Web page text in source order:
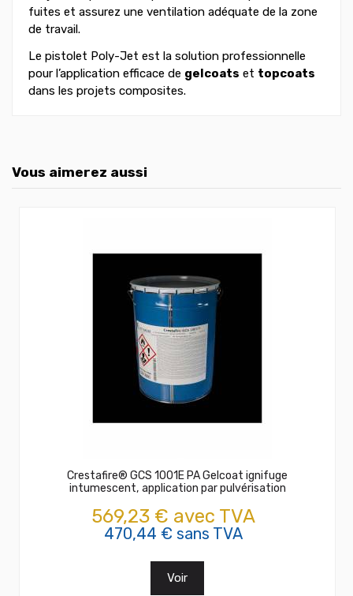
fuites et assurez une ventilation adéquate de la zone
de travail.
Le pistolet Poly-Jet est la solution professionnelle
pour l’application efficace de gelcoats et topcoats
dans les projets composites.
Vous aimerez aussi
Crestafire® GCS 1001E PA Gelcoat ignifuge
intumescent, application par pulvérisation
569,23 € avec TVA
470,44 € sans TVA
Voir